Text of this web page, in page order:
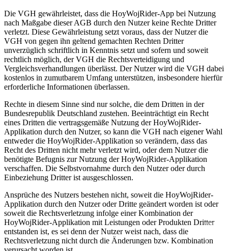
Die VGH gewährleistet, dass die HoyWojRider-App bei Nutzung
nach Maßgabe dieser AGB durch den Nutzer keine Rechte Dritter
verletzt. Diese Gewährleistung setzt voraus, dass der Nutzer die
VGH von gegen ihn geltend gemachten Rechten Dritter
unverzüglich schriftlich in Kenntnis setzt und sofern und soweit
rechtlich möglich, der VGH die Rechtsverteidigung und
Vergleichsverhandlungen überlässt. Der Nutzer wird die VGH dabei
kostenlos in zumutbarem Umfang unterstützen, insbesondere hierfür
erforderliche Informationen überlassen.
Rechte in diesem Sinne sind nur solche, die dem Dritten in der
Bundesrepublik Deutschland zustehen. Beeinträchtigt ein Recht
eines Dritten die vertragsgemäße Nutzung der HoyWojRider-
Applikation durch den Nutzer, so kann die VGH nach eigener Wahl
entweder die HoyWojRider-Applikation so verändern, dass das
Recht des Dritten nicht mehr verletzt wird, oder dem Nutzer die
benötigte Befugnis zur Nutzung der HoyWojRider-Applikation
verschaffen. Die Selbstvornahme durch den Nutzer oder durch
Einbeziehung Dritter ist ausgeschlossen.
Ansprüche des Nutzers bestehen nicht, soweit die HoyWojRider-
Applikation durch den Nutzer oder Dritte geändert worden ist oder
soweit die Rechtsverletzung infolge einer Kombination der
HoyWojRider-Applikation mit Leistungen oder Produkten Dritter
entstanden ist, es sei denn der Nutzer weist nach, dass die
Rechtsverletzung nicht durch die Änderungen bzw. Kombination